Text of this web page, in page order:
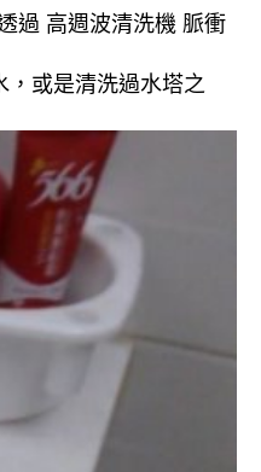
過 高週波清洗機 脈衝
，或是清洗過水塔之